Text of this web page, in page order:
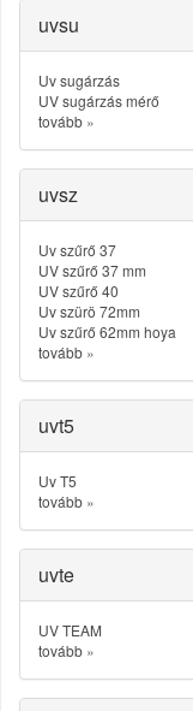
uvsu
Uv sugárzás
UV sugárzás mérő
tovább »
uvsz
Uv szűrő 37
UV szűrő 37 mm
UV szűrő 40
Uv szürö 72mm
Uv szűrő 62mm hoya
tovább »
uvt5
Uv T5
tovább »
uvte
UV TEAM
tovább »